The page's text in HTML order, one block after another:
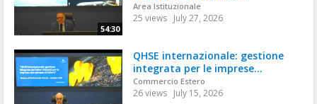
54:30
Area Istituzionale
25 views July 27, 2026
QHSE internazionale: gestione
integrata per le imprese...
Commercio Estero
26 views July 15, 2026